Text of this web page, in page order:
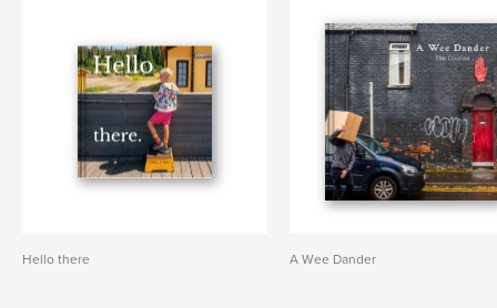
Hello there A Wee Dander